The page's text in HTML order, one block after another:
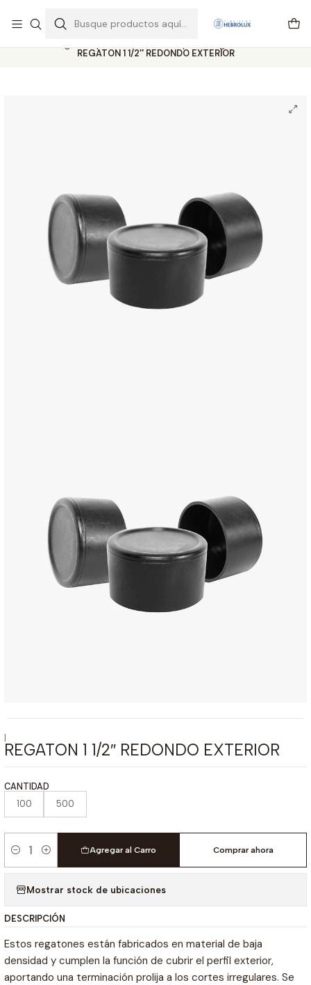
Regiones envios por pagar vía Starken y Pullman cargo
REGATON 1 1/2″ REDONDO EXTERIOR
|
REGATON 1 1/2″ REDONDO EXTERIOR
CANTIDAD
100 500
Cantidad
Agregar al Carro Comprar ahora
Mostrar stock de ubicaciones
DESCRIPCIÓN
Estos regatones están fabricados en material de baja
densidad y cumplen la función de cubrir el perfil exterior,
aportando una terminación prolija a los cortes irregulares. Se